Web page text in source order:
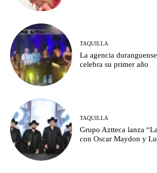
TAQUILLA
La agencia
celebra su primer año
TAQUILLA
Grupo Aztteca lanza
con Oscar Maydon y